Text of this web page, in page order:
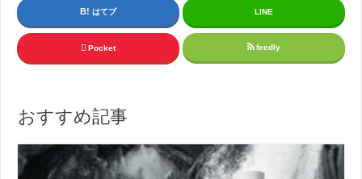
はてブ LINE
Pocket feedly
おすすめ記事